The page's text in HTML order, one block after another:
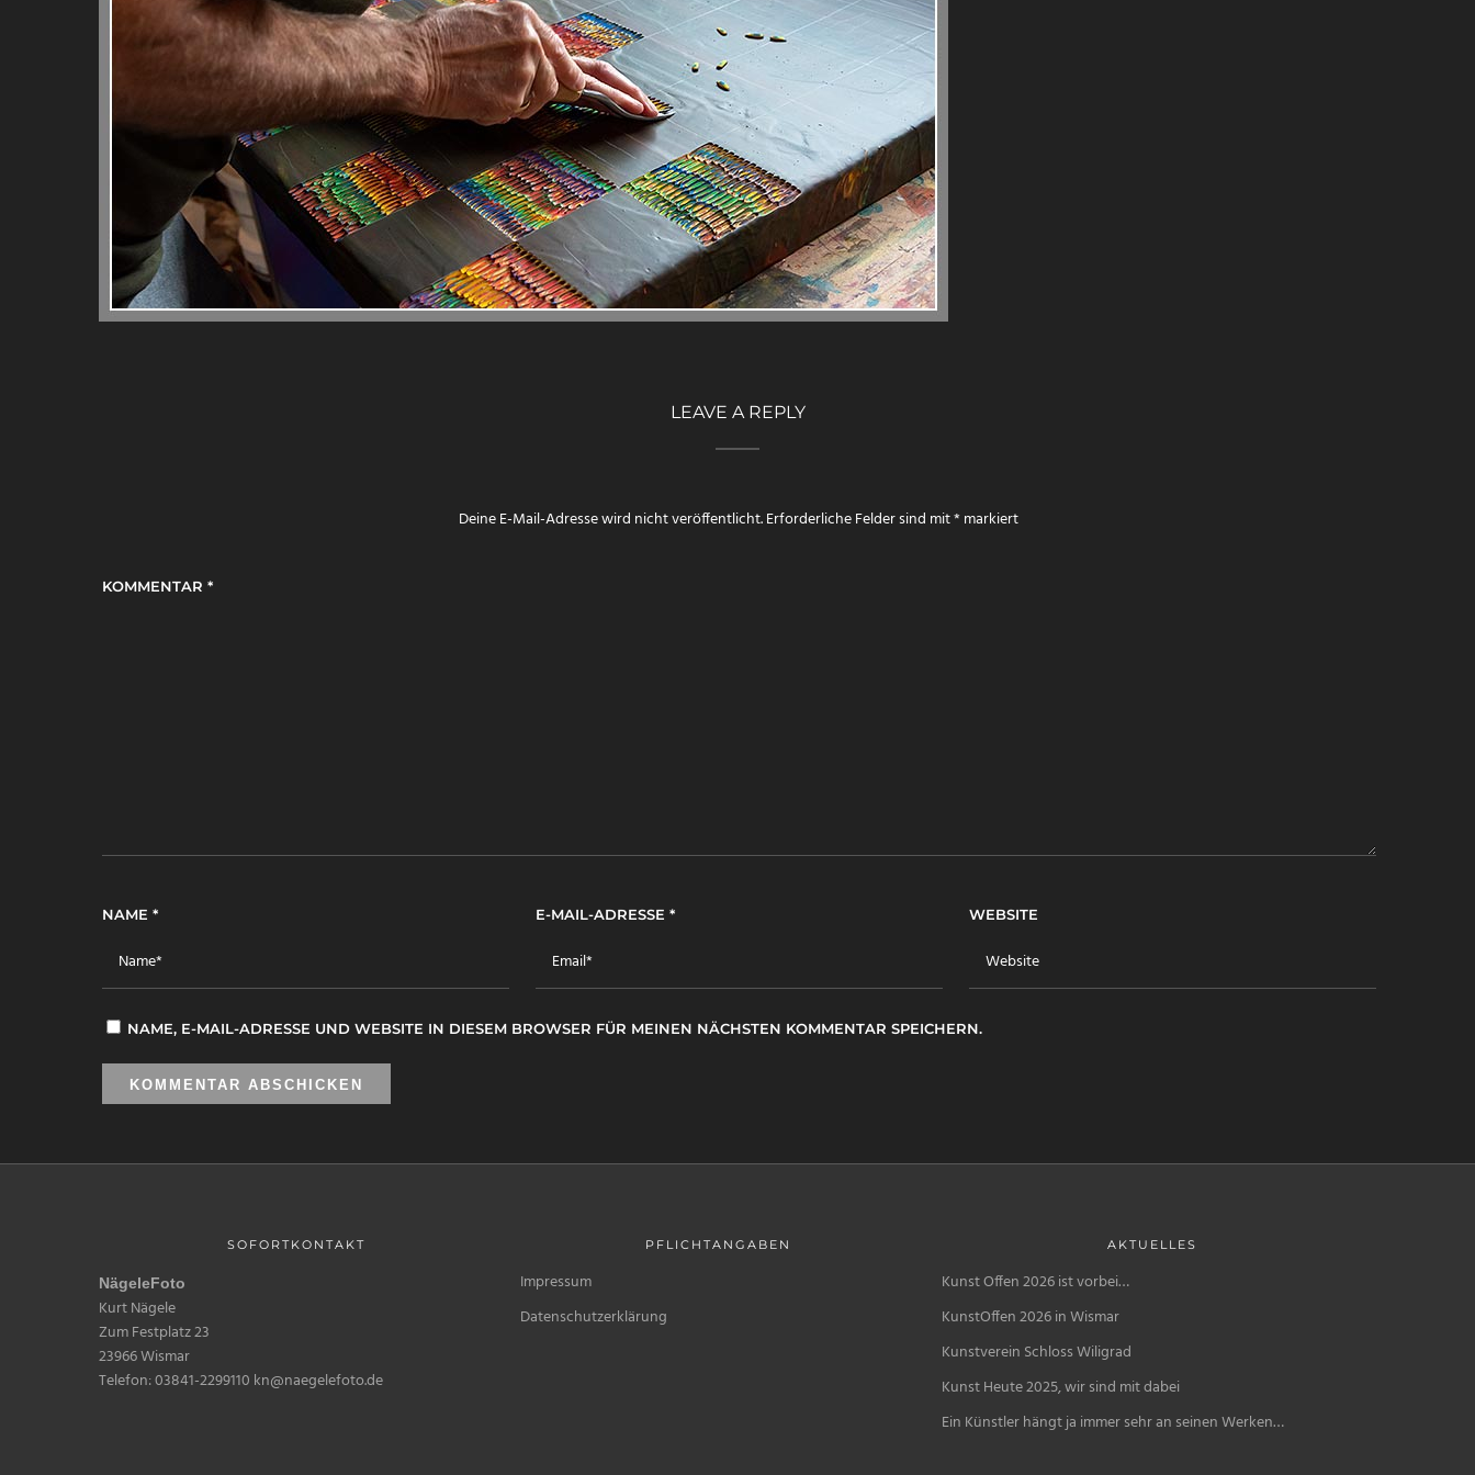
LEAVE A REPLY
Deine E-Mail-Adresse wird nicht veröffentlicht.Erforderliche Felder sind mit*markiert
KOMMENTAR *
NAME * E-MAIL-ADRESSE * WEBSITE
NAME, E-MAIL-ADRESSE UND WEBSITE IN DIESEM BROWSER FÜR MEINEN NÄCHSTEN KOMMENTAR SPEICHERN.
SOFORTKONTAKT
NägeleFoto
Kurt Nägele
Zum Festplatz 23
23966 Wismar
Telefon: 03841-2299110 kn@naegelefoto.de
PFLICHTANGABEN
Impressum
Datenschutzerklärung
AKTUELLES
Kunst Offen 2026 ist vorbei…
KunstOffen 2026 in Wismar
Kunstverein Schloss Wiligrad
Kunst Heute 2025, wir sind mit dabei
Ein Künstler hängt ja immer sehr an seinen Werken…